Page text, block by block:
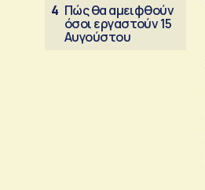
4 Πώς θα αμειφθούν
όσοι εργαστούν 15
Αυγούστου